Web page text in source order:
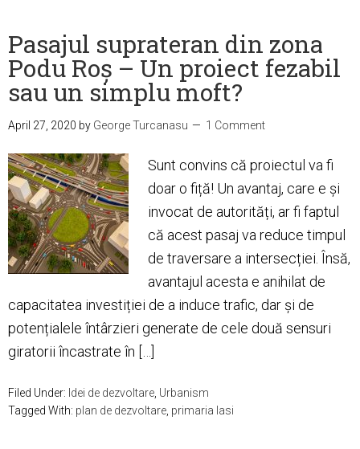
Pasajul suprateran din zona
Podu Roș – Un proiect fezabil
sau un simplu moft?
April 27, 2020 by George Turcanasu 1 Comment
Sunt convins că proiectul va fi
doar o fiță! Un avantaj, care e și
invocat de autorități, ar fi faptul
că acest pasaj va reduce timpul
de traversare a intersecției. Însă,
avantajul acesta e anihilat de
capacitatea investiției de a induce trafic, dar și de
potențialele întârzieri generate de cele două sensuri
giratorii încastrate în […]
Filed Under: Idei de dezvoltare Urbanism
Tagged With: plan de dezvoltare primaria Iasi